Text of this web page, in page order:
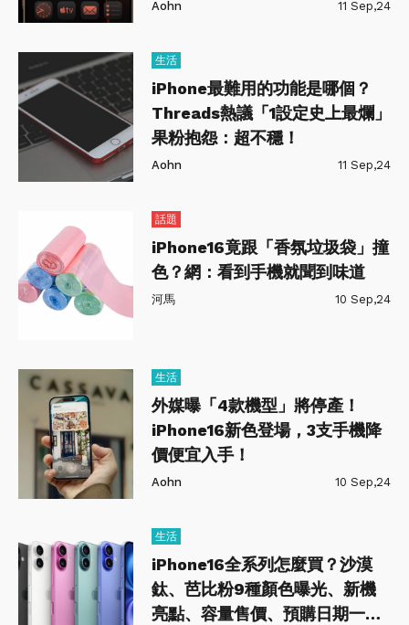
Aohn 11 Sep,24
生活
iPhone最難用的功能是哪個？
Threads熱議「1設定史上最爛」
果粉抱怨：超不穩！
Aohn 11 Sep,24
話題
iPhone16竟跟「香氛垃圾袋」撞
色？網：看到手機就聞到味道
河馬 10 Sep,24
生活
外媒曝「4款機型」將停產！
iPhone16新色登場，3支手機降
價便宜入手！
Aohn 10 Sep,24
生活
iPhone16全系列怎麼買？沙漠
鈦、芭比粉9種顏色曝光、新機
亮點、容量售價、預購日期一次